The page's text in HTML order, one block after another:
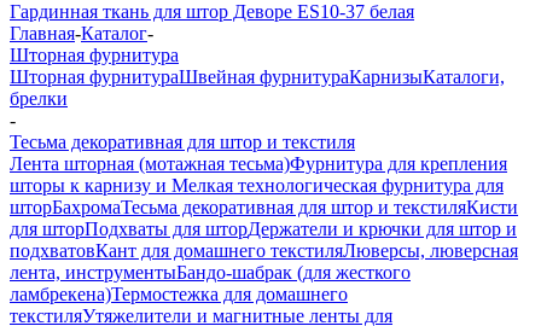
Гардинная ткань для штор Деворе ES10-37 белая
Главная-Каталог-
Шторная фурнитура
Шторная фурнитураШвейная фурнитураКарнизыКаталоги,
брелки
-
Тесьма декоративная для штор и текстиля
Лента шторная (мотажная тесьма)Фурнитура для крепления
шторы к карнизу и Мелкая технологическая фурнитура для
шторБахромаТесьма декоративная для штор и текстиляКисти
для шторПодхваты для шторДержатели и крючки для штор и
подхватовКант для домашнего текстиляЛюверсы, люверсная
лента, инструментыБандо-шабрак (для жесткого
ламбрекена)Термостежка для домашнего
текстиляУтяжелители и магнитные ленты для